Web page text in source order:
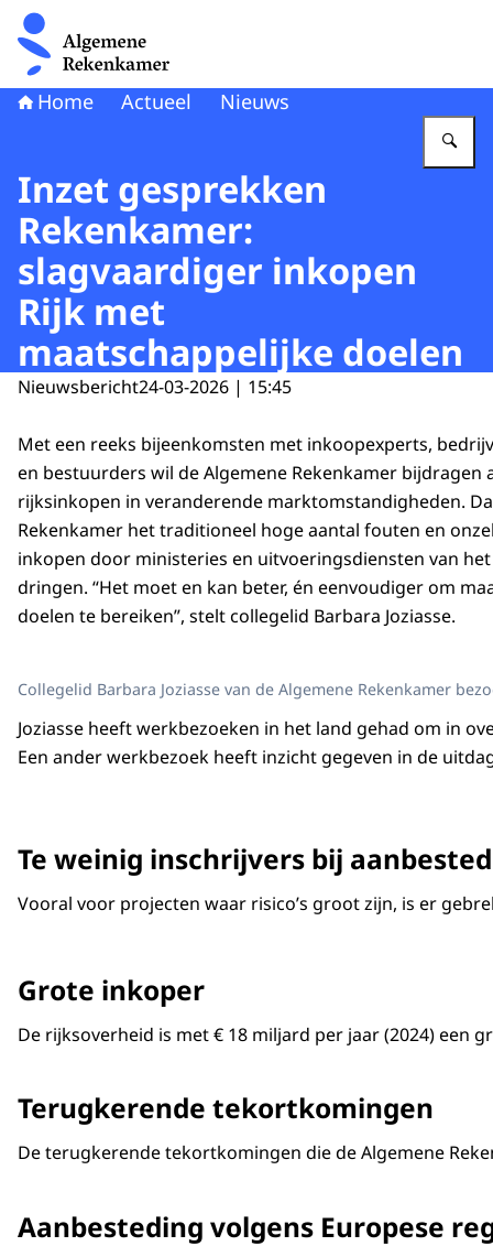
Naar de homepage van Algemene Rekenkamer
Home Actueel Nieuws
Inzet gesprekken
Rekenkamer:
slagvaardiger inkopen
Rijk met
maatschappelijke doelen
Nieuwsbericht24-03-2026 | 15:45
Met een reeks bijeenkomsten met inkoopexperts,
en bestuurders wil de Algemene Rekenkamer bijdragen
rijksinkopen in veranderende marktomstandigheden.
Rekenkamer het traditioneel hoge aantal fouten en
inkopen door ministeries en uitvoeringsdiensten van
dringen. “Het moet en kan beter, én eenvoudiger om
doelen te bereiken”, stelt collegelid Barbara Joziasse.
Collegelid Barbara Joziasse van de Algemene Rekenkamer
Joziasse heeft werkbezoeken in het land gehad om in
Een ander werkbezoek heeft inzicht gegeven in de
Te weinig inschrijvers bij
Vooral voor projecten waar risico’s groot zijn, is er
Grote inkoper
De rijksoverheid is met € 18 miljard per jaar (2024)
Terugkerende tekortkomingen
De terugkerende tekortkomingen die de Algemene
Aanbesteding volgens Europese